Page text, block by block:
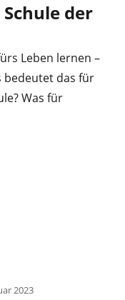
der
Leben lernen –
bedeutet das für
Was für
2023